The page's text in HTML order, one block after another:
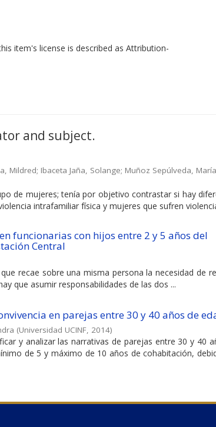
item's license is described as Attribution-
and subject.
Mildred; Ibaceta Jaña, Solange; Muñoz Sepúlveda,
de mujeres; tenía por objetivo contrastar si hay
intrafamiliar física y mujeres que sufren
funcionarias con hijos entre 2 y 5 años del
Central
recae sobre una misma persona la necesidad de
que asumir responsabilidades de las dos ...
en parejas entre 30 y 40 años de
(Universidad UCINF, 2014)
y analizar las narrativas de parejas entre 30 y 40
de 5 y máximo de 10 años de cohabitación,